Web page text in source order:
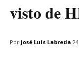
visto de
Por José Luis Labreda